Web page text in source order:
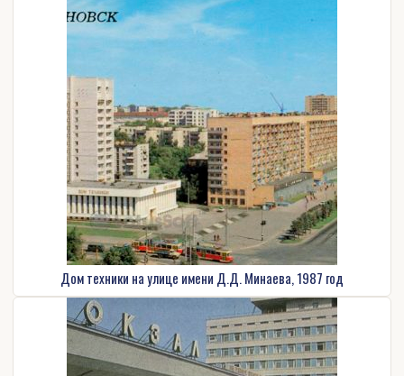
Дом техники на улице имени Д.Д. Минаева, 1987 год